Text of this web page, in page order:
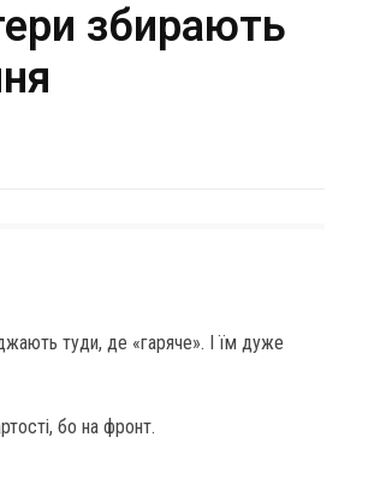
збирають
туди, де «гаряче». І їм дуже
бо на фронт.